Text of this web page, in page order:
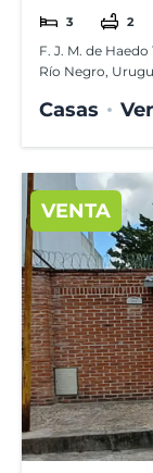
3 2
F. J. M. de
Río Negro,
Casas
VENTA